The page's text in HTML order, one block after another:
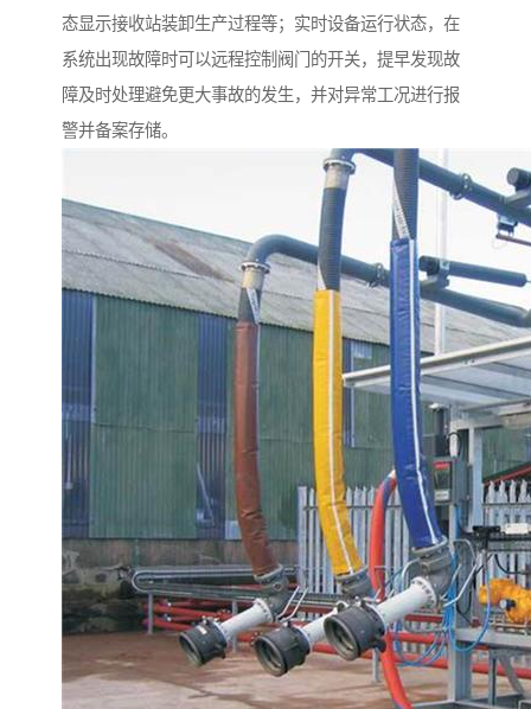
态显示接收站装卸生产过程等；实时设备运行状态，在
系统出现故障时可以远程控制阀门的开关，提早发现故
障及时处理避免更大事故的发生，并对异常工况进行报
警并备案存储。